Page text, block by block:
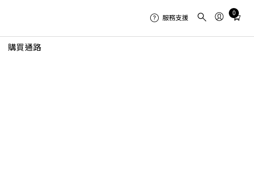
購買通路
服務支援
0
Total
in